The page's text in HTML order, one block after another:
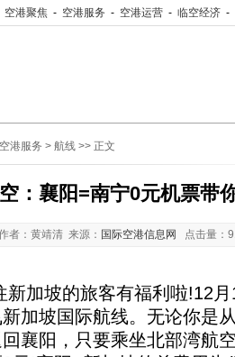
空港聚焦 - 空港服务 - 空港运营 - 临空经济 -
空港服务 > 航线 >> 正文
：襄阳=南宁0元机票带
者：黄靖清 来源： 国际空港信息网 点击量：
坡的旅客有福利啦!12月
加坡国际航线。无论你是
襄阳，只要乘坐北部湾航